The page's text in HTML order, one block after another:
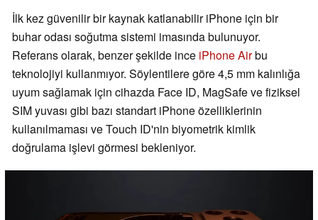
İlk kez güvenilir bir kaynak katlanabilir iPhone için bir
buhar odası soğutma sistemi imasında bulunuyor.
Referans olarak, benzer şekilde ince iPhone Airbu
teknolojiyi kullanmıyor. Söylentilere göre 4,5 mm kalınlığa
uyum sağlamak için cihazda Face ID, MagSafe ve fiziksel
SIM yuvası gibi bazı standart iPhone özelliklerinin
kullanılmaması ve Touch ID'nin biyometrik kimlik
doğrulama işlevi görmesi bekleniyor.